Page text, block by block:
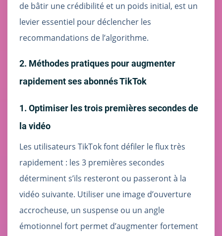
de bâtir une crédibilité et un poids initial, est un
levier essentiel pour déclencher les
recommandations de l’algorithme.
2. Méthodes pratiques pour augmenter
rapidement ses abonnés TikTok
1. Optimiser les trois premières secondes de
la vidéo
Les utilisateurs TikTok font défiler le flux très
rapidement : les 3 premières secondes
déterminent s’ils resteront ou passeront à la
vidéo suivante. Utiliser une image d’ouverture
accrocheuse, un suspense ou un angle
émotionnel fort permet d’augmenter fortement